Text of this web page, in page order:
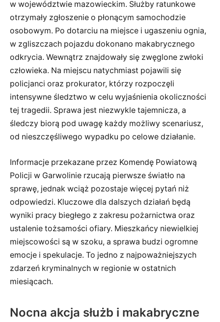
w województwie mazowieckim. Służby ratunkowe
otrzymały zgłoszenie o płonącym samochodzie
osobowym. Po dotarciu na miejsce i ugaszeniu ognia,
w zgliszczach pojazdu dokonano makabrycznego
odkrycia. Wewnątrz znajdowały się zwęglone zwłoki
człowieka. Na miejscu natychmiast pojawili się
policjanci oraz prokurator, którzy rozpoczęli
intensywne śledztwo w celu wyjaśnienia okoliczności
tej tragedii. Sprawa jest niezwykle tajemnicza, a
śledczy biorą pod uwagę każdy możliwy scenariusz,
od nieszczęśliwego wypadku po celowe działanie.
Informacje przekazane przez Komendę Powiatową
Policji w Garwolinie rzucają pierwsze światło na
sprawę, jednak wciąż pozostaje więcej pytań niż
odpowiedzi. Kluczowe dla dalszych działań będą
wyniki pracy biegłego z zakresu pożarnictwa oraz
ustalenie tożsamości ofiary. Mieszkańcy niewielkiej
miejscowości są w szoku, a sprawa budzi ogromne
emocje i spekulacje. To jedno z najpoważniejszych
zdarzeń kryminalnych w regionie w ostatnich
miesiącach.
Nocna akcja służb i makabryczne